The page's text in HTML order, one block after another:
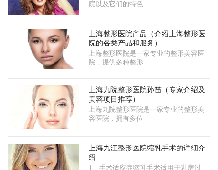
院以及它们的特色
上海整形医院产品（介绍上海整形医
院的各类产品和服务）
上海整形医院是一家专业的整形美容医
院，提供多种整形
上海九院整形医院孙笛（专家介绍及
美容项目推荐）
上海九院整形医院是一家专业的整形美
容医院，拥有多位
上海九江整形医院缩乳手术的详细介
绍
1、手术适应症缩乳手术适用于乳房过